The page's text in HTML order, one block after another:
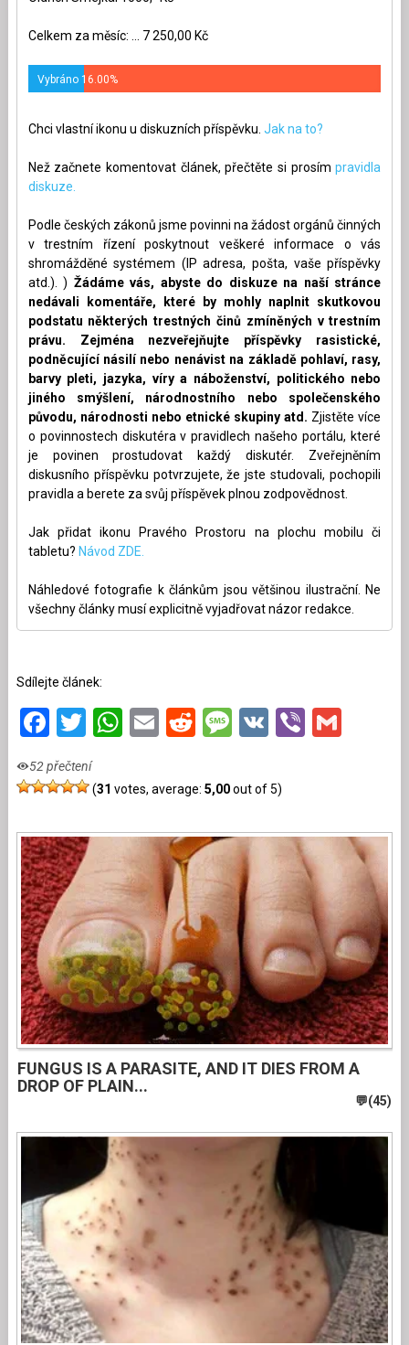
Celkem za měsíc: ... 7 250,00 Kč
Vybráno 16.00%
Chci vlastní ikonu u diskuzních příspěvku. Jak na to?
Než začnete komentovat článek, přečtěte si prosímpravidla
diskuze.
Podle českých zákonů jsme povinni na žádost orgánů činných
v trestním řízení poskytnout veškeré informace o vás
shromážděné systémem (IP adresa, pošta, vaše příspěvky
atd.). ) Žádáme vás, abyste do diskuze na naší stránce
nedávali komentáře, které by mohly naplnit skutkovou
podstatu některých trestných činů zmíněných v trestním
právu. Zejména nezveřejňujte příspěvky rasistické,
podněcující násilí nebo nenávist na základě pohlaví, rasy,
barvy pleti, jazyka, víry a náboženství, politického nebo
jiného smýšlení, národnostního nebo společenského
původu, národnosti nebo etnické skupiny atd. Zjistěte více
o povinnostech diskutéra v pravidlech našeho portálu, které
je povinen prostudovat každý diskutér. Zveřejněním
diskusního příspěvku potvrzujete, že jste studovali, pochopili
pravidla a berete za svůj příspěvek plnou zodpovědnost.
Jak přidat ikonu Pravého Prostoru na plochu mobilu či
tabletu? Návod ZDE.
Náhledové fotografie k článkům jsou většinou ilustrační. Ne
všechny články musí explicitně vyjadřovat názor redakce.
Sdílejte článek:
Facebook
Twitter
WhatsApp
EmailRedditMessage
VKViber
52 přečtení
(31 votes, average: 5,00out of 5)
FUNGUS IS A PARASITE, AND IT DIES FROM A
DROP OF PLAIN...